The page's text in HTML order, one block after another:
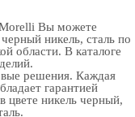
Вы можете
никель, сталь по
области. В каталоге
решения. Каждая
гарантией
цвете никель черный,